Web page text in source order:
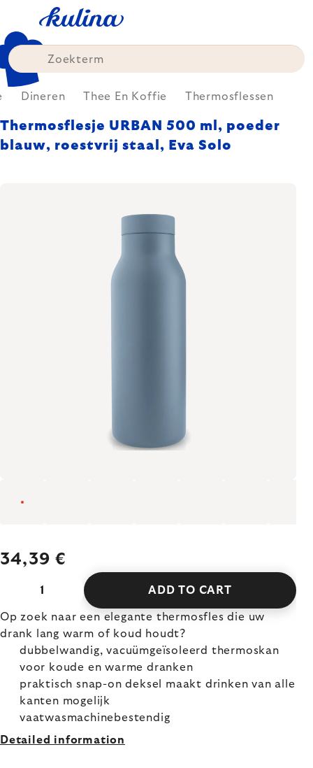
content
Dineren Thee En Koffie Thermosflessen
Thermosflesje URBAN 500 ml, poeder
blauw, roestvrij staal, Eva Solo
34,39 €
ADD TO CART
Op zoek naar een elegante thermosfles die uw
drank lang warm of koud houdt?
dubbelwandig, vacuümgeïsoleerd thermoskan
voor koude en warme dranken
praktisch snap-on deksel maakt drinken van alle
kanten mogelijk
vaatwasmachinebestendig
Detailed information